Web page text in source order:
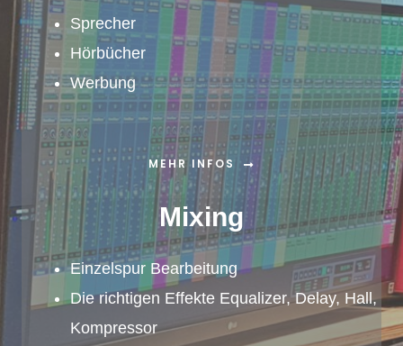
Sprecher
Hörbücher
Werbung
MEHR INFOS
Mixing
Einzelspur Bearbeitung
Die richtigen Effekte Equalizer, Delay, Hall,
Kompressor